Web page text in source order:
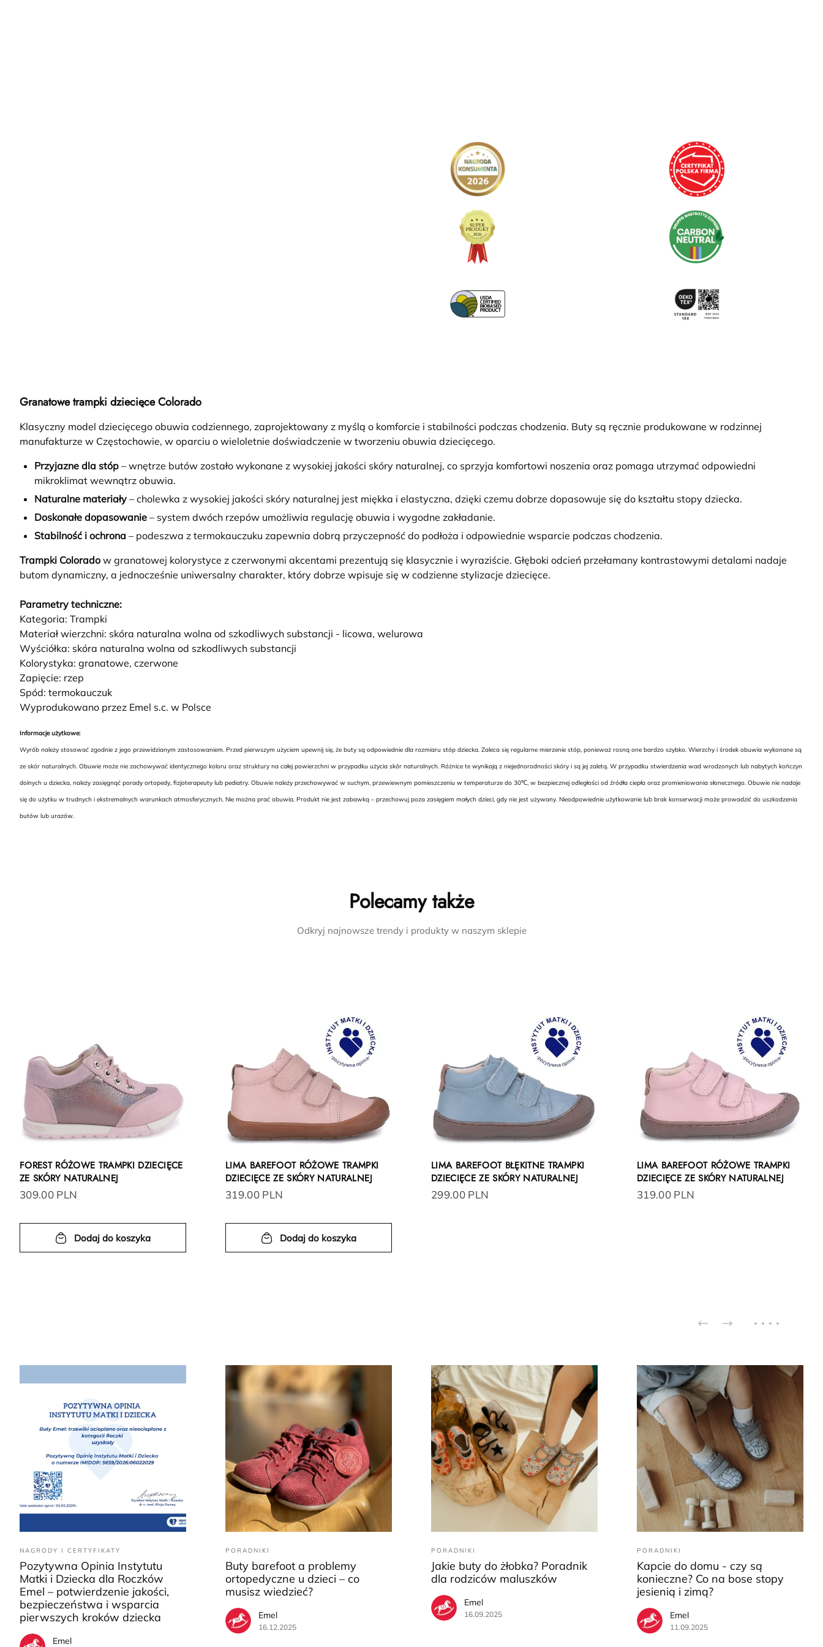
Granatowe trampki dziecięce Colorado
Klasyczny model dziecięcego obuwia codziennego, zaprojektowany z myślą o komforcie i stabilności podczas chodzenia. Buty są ręcznie produkowane w rodzinnej
manufakturze w Częstochowie, w oparciu o wieloletnie doświadczenie w tworzeniu obuwia dziecięcego.
Przyjazne dla stóp – wnętrze butów zostało wykonane z wysokiej jakości skóry naturalnej, co sprzyja komfortowi noszenia oraz pomaga utrzymać odpowiedni
mikroklimat wewnątrz obuwia.
Naturalne materiały – cholewka z wysokiej jakości skóry naturalnej jest miękka i elastyczna, dzięki czemu dobrze dopasowuje się do kształtu stopy dziecka.
Doskonałe dopasowanie – system dwóch rzepów umożliwia regulację obuwia i wygodne zakładanie.
Stabilność i ochrona – podeszwa z termokauczuku zapewnia dobrą przyczepność do podłoża i odpowiednie wsparcie podczas chodzenia.
Trampki Colorado w granatowej kolorystyce z czerwonymi akcentami prezentują się klasycznie i wyraziście. Głęboki odcień przełamany kontrastowymi detalami nadaje
butom dynamiczny, a jednocześnie uniwersalny charakter, który dobrze wpisuje się w codzienne stylizacje dziecięce.
Parametry techniczne:
Kategoria: Trampki
Materiał wierzchni: skóra naturalna wolna od szkodliwych substancji - licowa, welurowa
Wyściółka: skóra naturalna wolna od szkodliwych substancji
Kolorystyka: granatowe, czerwone
Zapięcie: rzep
Spód: termokauczuk
Wyprodukowano przez Emel s.c. w Polsce
Informacje użytkowe:
Wyrób należy stosować zgodnie z jego przewidzianym zastosowaniem. Przed pierwszym użyciem upewnij się, że buty są odpowiednie dla rozmiaru stóp dziecka. Zaleca się regularne mierzenie stóp, ponieważ rosną one bardzo szybko. Wierzchy i środek obuwia wykonane są
ze skór naturalnych. Obuwie może nie zachowywać identycznego koloru oraz struktury na całej powierzchni w przypadku użycia skór naturalnych. Różnice te wynikają z niejednorodności skóry i są jej zaletą. W przypadku stwierdzenia wad wrodzonych lub nabytych kończyn
dolnych u dziecka, należy zasięgnąć porady ortopedy, fizjoterapeuty lub pediatry. Obuwie należy przechowywać w suchym, przewiewnym pomieszczeniu w temperaturze do 30℃, w bezpiecznej odległości od źródła ciepła oraz promieniowania słonecznego. Obuwie nie nadaje
się do użytku w trudnych i ekstremalnych warunkach atmosferycznych. Nie można prać obuwia. Produkt nie jest zabawką – przechowuj poza zasięgiem małych dzieci, gdy nie jest używany. Nieodpowiednie użytkowanie lub brak konserwacji może prowadzić do uszkodzenia
butów lub urazów.
Polecamy także
Odkryj najnowsze trendy i produkty w naszym sklepie
FOREST RÓŻOWE TRAMPKI DZIECIĘCE
ZE SKÓRY NATURALNEJ
309.00 PLN
Dodaj do koszyka
LIMA BAREFOOT RÓŻOWE TRAMPKI
DZIECIĘCE ZE SKÓRY NATURALNEJ
319.00 PLN
Dodaj do koszyka
LIMA BAREFOOT BŁĘKITNE TRAMPKI
DZIECIĘCE ZE SKÓRY NATURALNEJ
299.00 PLN
LIMA BAREFOOT RÓŻOWE TRAMPKI
DZIECIĘCE ZE SKÓRY NATURALNEJ
319.00 PLN
NAGRODY I CERTYFIKATY
Pozytywna Opinia Instytutu
Matki i Dziecka dla Roczków
Emel – potwierdzenie jakości,
bezpieczeństwa i wsparcia
pierwszych kroków dziecka
Emel
PORADNIKI
Buty barefoot a problemy
ortopedyczne u dzieci – co
musisz wiedzieć?
Emel
16.12.2025
PORADNIKI
Jakie buty do żłobka? Poradnik
dla rodziców maluszków
Emel
16.09.2025
PORADNIKI
Kapcie do domu - czy są
konieczne? Co na bose stopy
jesienią i zimą?
Emel
11.09.2025